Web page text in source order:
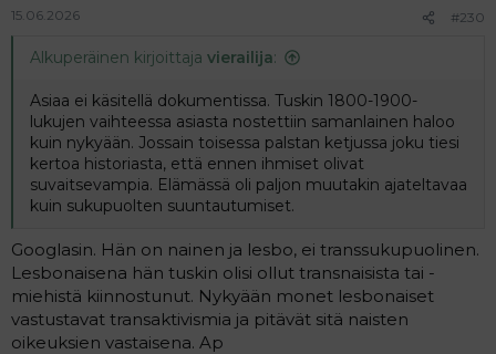
15.06.2026 #230
Alkuperäinen kirjoittaja vierailija:
Asiaa ei käsitellä dokumentissa. Tuskin 1800-1900-
lukujen vaihteessa asiasta nostettiin samanlainen haloo
kuin nykyään. Jossain toisessa palstan ketjussa joku tiesi
kertoa historiasta, että ennen ihmiset olivat
suvaitsevampia. Elämässä oli paljon muutakin ajateltavaa
kuin sukupuolten suuntautumiset.
Googlasin. Hän on nainen ja lesbo, ei transsukupuolinen.
Lesbonaisena hän tuskin olisi ollut transnaisista tai -
miehistä kiinnostunut. Nykyään monet lesbonaiset
vastustavat transaktivismia ja pitävät sitä naisten
oikeuksien vastaisena. Ap